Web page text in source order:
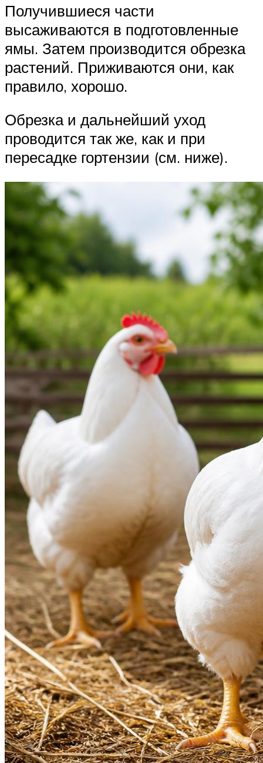
Получившиеся части
высаживаются в подготовленные
ямы. Затем производится обрезка
растений. Приживаются они, как
правило, хорошо.
Обрезка и дальнейший уход
проводится так же, как и при
пересадке гортензии (см. ниже).